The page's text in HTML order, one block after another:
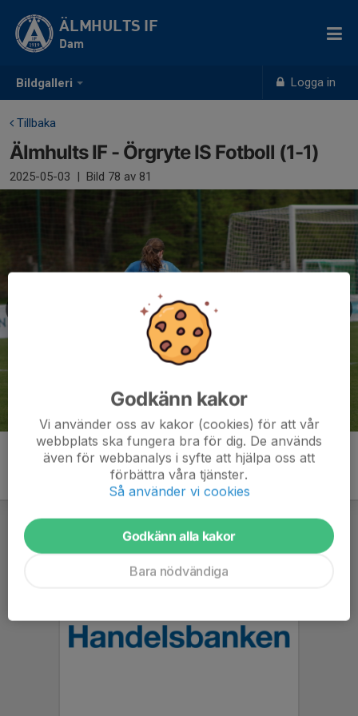
Bildgalleri Logga in
ÄLMHULTS IF
Dam
Tillbaka
Älmhults IF - Örgryte IS Fotboll (1-1)
2025-05-03 | Bild 78 av 81
Godkänn kakor
Vi använder oss av kakor (cookies) för att vår
webbplats ska fungera bra för dig. De används
även för webbanalys i syfte att hjälpa oss att
förbättra våra tjänster.
Så använder vi cookies
Godkänn alla kakor
Bara nödvändiga